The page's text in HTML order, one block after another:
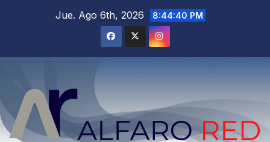
Jue. Ago 6th, 2026 8:44:41 PM